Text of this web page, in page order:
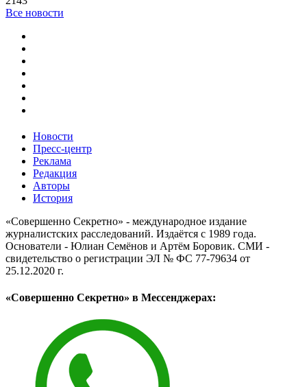
Все новости
Новости
Пресс-центр
Реклама
Редакция
Авторы
История
«Совершенно Секретно» - международное издание
журналистских расследований. Издаётся с 1989 года.
Основатели - Юлиан Семёнов и Артём Боровик. CМИ -
свидетельство о регистрации ЭЛ № ФС 77-79634 от
25.12.2020 г.
«Совершенно Секретно» в Мессенджерах: